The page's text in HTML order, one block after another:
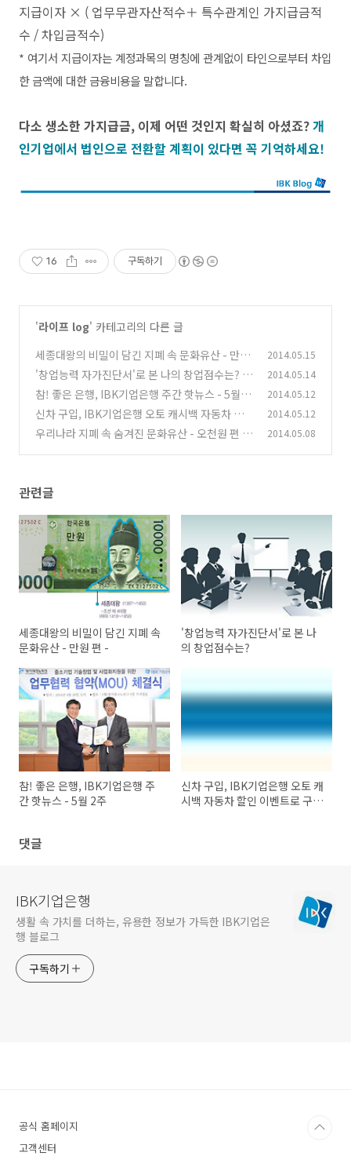
지급이자 × ( 업무무관자산적수＋ 특수관계인 가지급금적
수 / 차입금적수)
* 여기서 지급이자는 계정과목의 명칭에 관계없이 타인으로부터 차입
한 금액에 대한 금융비용을 말합니다.
다소 생소한 가지급금, 이제 어떤 것인지 확실히 아셨죠?개
인기업에서 법인으로 전환할 계획이 있다면 꼭 기억하세요!
16 구독하기
'라이프 log' 카테고리의 다른 글
세종대왕의 비밀이 담긴 지폐 속 문화유산 - 만원
편 -
(8)
2014.05.15
'창업능력 자가진단서'로 본 나의 창업점수는?
(2)
2014.05.14
참! 좋은 은행, IBK기업은행 주간 핫뉴스 - 5월 2
주
(0)
2014.05.12
신차 구입, IBK기업은행 오토 캐시백 자동차 할
인 이벤트로 구입하기 (12)
2014.05.12
우리나라 지폐 속 숨겨진 문화유산 - 오천원 편 2014.05.08
관련글
세종대왕의 비밀이 담긴 지폐 속
문화유산 - 만원 편 -
'창업능력 자가진단서'로 본 나
의 창업점수는?
참! 좋은 은행, IBK기업은행 주
간 핫뉴스 - 5월 2주
신차 구입, IBK기업은행 오토 캐
시백 자동차 할인 이벤트로 구입
댓글
IBK기업은행
생활 속 가치를 더하는, 유용한 정보가 가득한 IBK기업은
행 블로그
구독하기
공식 홈페이지
고객센터